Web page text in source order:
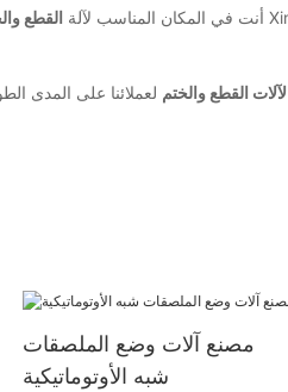
أنت في المكان المناسب لآلة القطع
لآلات القطع والختم
مصنع آلات وضع الملصقات
شبه الأوتوماتيكية